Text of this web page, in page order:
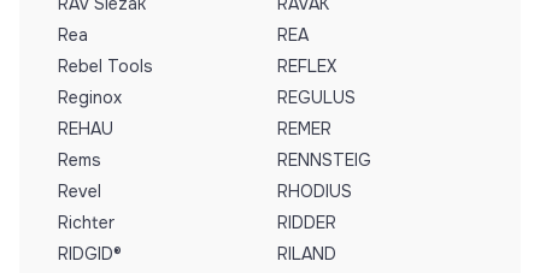
Rea
REA
Rebel Tools
REFLEX
Reginox
REGULUS
REHAU
REMER
Rems
RENNSTEIG
Revel
RHODIUS
Richter
RIDDER
RIDGID®
RILAND